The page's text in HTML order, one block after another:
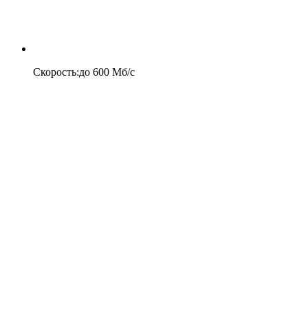
Скорость:до 600 Мб/c